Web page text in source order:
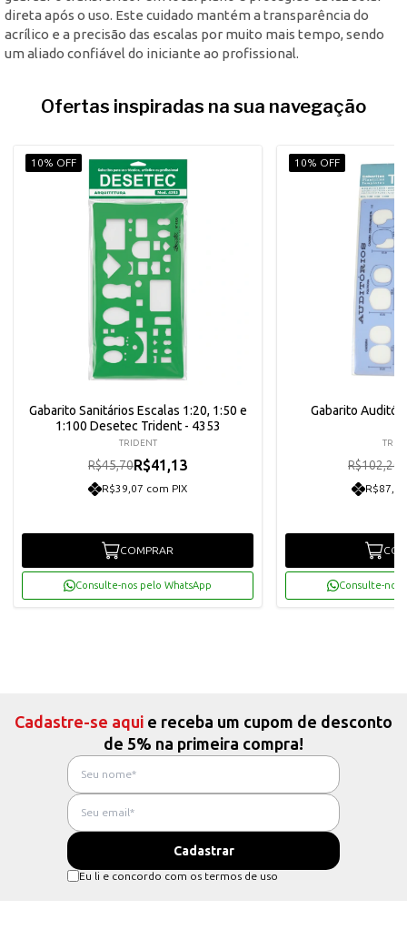
direta após o uso. Este cuidado mantém a transparência do
acrílico e a precisão das escalas por muito mais tempo, sendo
um aliado confiável do iniciante ao profissional.
Ofertas inspiradas na sua navegação
10% OFF
Gabarito Sanitários Escalas 1:20, 1:50 e
1:100 Desetec Trident - 4353
TRIDENT
R$45,70R$41,13
R$39,07 com PIX
COMPRAR
Consulte-nos pelo WhatsApp
10% OFF
Gabarito
R$102,20
Consulte-nos
Cadastre-se aqui e receba um cupom de desconto
de 5% na primeira compra!
Eu li e concordo com os termos de uso